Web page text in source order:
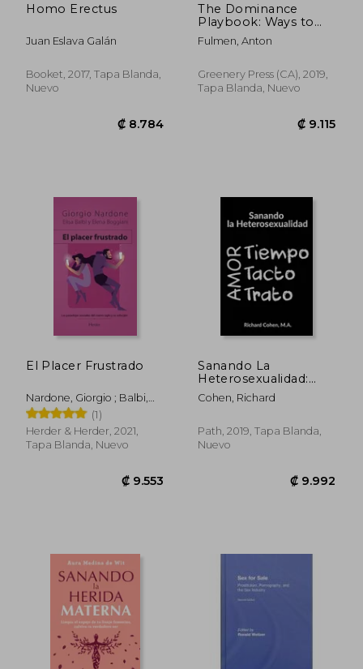
Homo Erectus
Juan Eslava Galán
Booket, 2017, Tapa Blanda,
Nuevo
The Dominance
Playbook: Ways to
Play With Power in
Scenes and
Inglés)
Fulmen, Anton
Greenery Press (CA), 2019,
Tapa Blanda, Nuevo
El Placer Frustrado
Nardone, Giorgio ; Balbi,
Elisa
(1)
Herder & Herder, 2021,
Tapa Blanda, Nuevo
Sanando La
Heterosexualidad:
Tiempo, Tacto Y
Trato (spanish
Cohen, Richard
Path, 2019, Tapa Blanda,
Nuevo